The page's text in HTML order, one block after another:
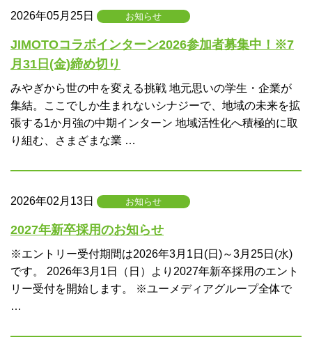
2026年05月25日 お知らせ
JIMOTOコラボインターン2026参加者募集中！※7
月31日(金)締め切り
みやぎから世の中を変える挑戦 地元思いの学生・企業が
集結。ここでしか生まれないシナジーで、地域の未来を拡
張する1か月強の中期インターン 地域活性化へ積極的に取
り組む、さまざまな業 …
2026年02月13日 お知らせ
2027年新卒採用のお知らせ
※エントリー受付期間は2026年3月1日(日)～3月25日(水)
です。 2026年3月1日（日）より2027年新卒採用のエント
リー受付を開始します。 ※ユーメディアグループ全体で
…